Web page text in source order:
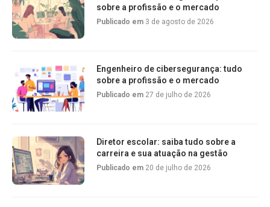
sobre a profissão e o mercado
Publicado em 3 de agosto de 2026
Engenheiro de cibersegurança: tudo
sobre a profissão e o mercado
Publicado em 27 de julho de 2026
Diretor escolar: saiba tudo sobre a
carreira e sua atuação na gestão
Publicado em 20 de julho de 2026